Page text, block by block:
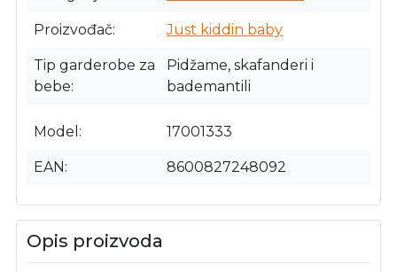
Proizvođač Just kiddin baby
Tip garderobe za
bebe
Pidžame, skafanderi i
bademantili
Model 17001333
EAN 8600827248092
Opis proizvoda